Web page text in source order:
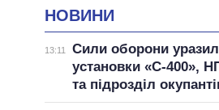
НОВИНИ
13:11
Сили оборони
установки «С-400»,
та підрозділ